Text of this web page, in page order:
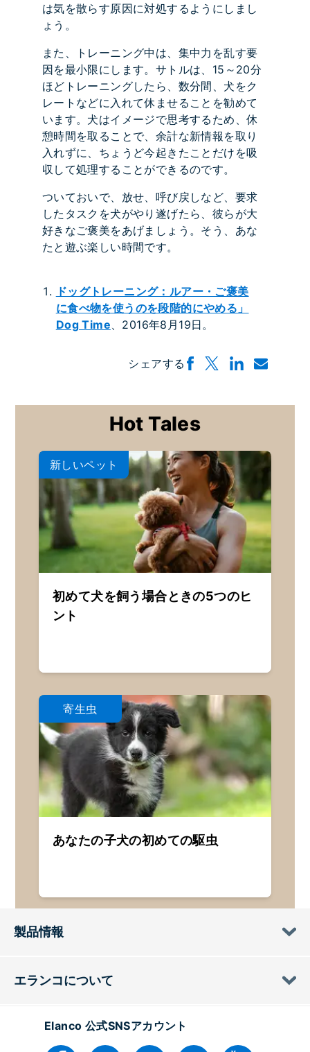
は気を散らす原因に対処するようにしまし
ょう。
また、トレーニング中は、集中力を乱す要
因を最小限にします。サトルは、15～20分
ほどトレーニングしたら、数分間、犬をク
レートなどに入れて休ませることを勧めて
います。犬はイメージで思考するため、休
憩時間を取ることで、余計な新情報を取り
入れずに、ちょうど今起きたことだけを吸
収して処理することができるのです。
ついておいで、放せ、呼び戻しなど、要求
したタスクを犬がやり遂げたら、彼らが大
好きなご褒美をあげましょう。そう、あな
たと遊ぶ楽しい時間です。
ドッグトレーニング：ルアー・ご褒美
に食べ物を使うのを段階的にやめる」
Dog Time 、2016年8月19日。
シェアする
Hot Tales
新しいペット
初めて犬を飼う場合ときの5つのヒ
ント
寄生虫
あなたの子犬の初めての駆虫
製品情報
エランコについて
Elanco 公式SNSアカウント